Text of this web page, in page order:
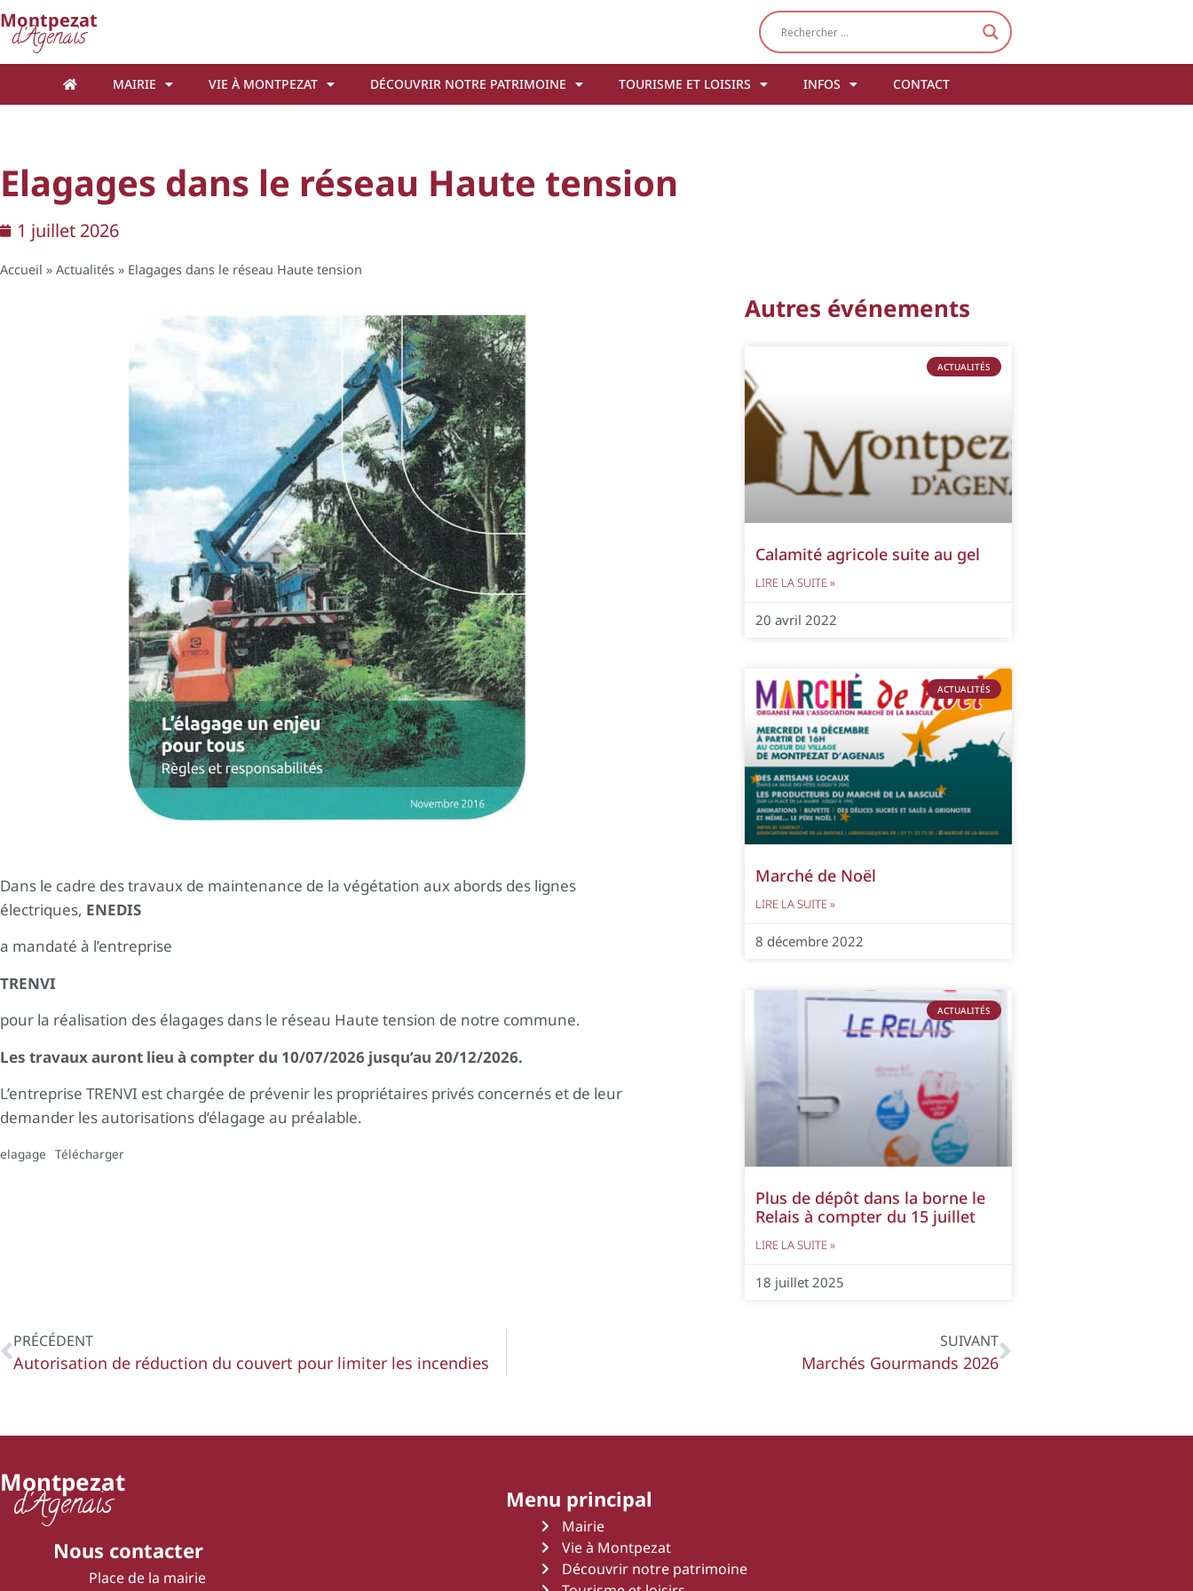
Montpezat
d'Agenais
MAIRIE VIE À MONTPEZAT DÉCOUVRIR NOTRE PATRIMOINE TOURISME ET LOISIRS INFOS CONTACT
Elagages dans le réseau Haute tension
1 juillet 2026
Accueil » Actualités » Elagages dans le réseau Haute tension
Dans le cadre des travaux de maintenance de la végétation aux abords des lignes
électriques, ENEDIS
a mandaté à l’entreprise
TRENVI
pour la réalisation des élagages dans le réseau Haute tension de notre commune.
Les travaux auront lieu à compter du 10/07/2026 jusqu’au 20/12/2026.
L’entreprise TRENVI est chargée de prévenir les propriétaires privés concernés et de leur
demander les autorisations d’élagage au préalable.
elagage Télécharger
Autres événements
ACTUALITÉS
Calamité agricole suite au gel
LIRE LA SUITE »
20 avril 2022
ACTUALITÉS
Marché de Noël
LIRE LA SUITE »
8 décembre 2022
ACTUALITÉS
Plus de dépôt dans la borne le
Relais à compter du 15 juillet
LIRE LA SUITE »
18 juillet 2025
PRÉCÉDENT
Autorisation de réduction du couvert pour limiter les incendies
SUIVANT
Marchés Gourmands 2026
Montpezat
d'Agenais
Nous contacter
Place de la mairie
Menu principal
Mairie
Vie à Montpezat
Découvrir notre patrimoine
Cookies management panel